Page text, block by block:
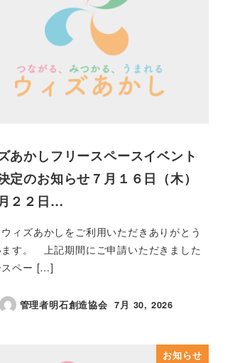
あかしフリースペースイベント
定のお知らせ７月１６日（木）
２２日…
ィズあかしをご利用いただきありがとう
ます。 上記期間にご申請いただきました
スペー […]
管理者明石創造協会
投稿日
7月 30, 2026
お知らせ